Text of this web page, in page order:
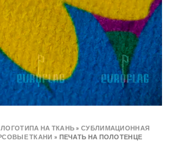
НА ТКАНЬ »СУБЛИМАЦИОННАЯ
ТКАНИ » ПЕЧАТЬ НА ПОЛОТЕНЦЕ